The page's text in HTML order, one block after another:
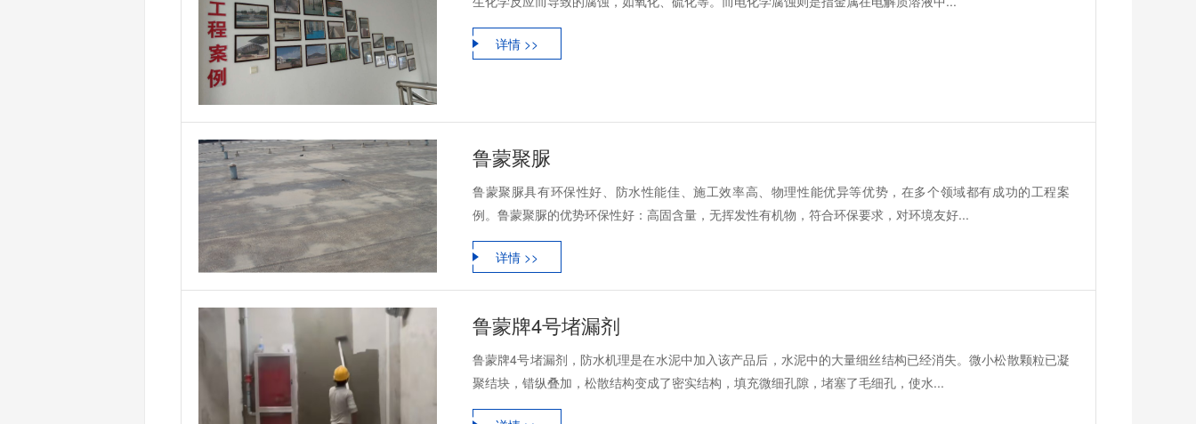
详情 >>
鲁蒙聚脲
鲁蒙聚脲具有环保性好、防水性能佳、施工效率高、物理性能优异等优势，在多个领域都有成功的工程案
例。鲁蒙聚脲的优势环保性好：高固含量，无挥发性有机物，符合环保要求，对环境友好...
详情 >>
鲁蒙牌4号堵漏剂
鲁蒙牌4号堵漏剂，防水机理是在水泥中加入该产品后，水泥中的大量细丝结构已经消失。微小松散颗粒已凝
聚结块，错纵叠加，松散结构变成了密实结构，填充微细孔隙，堵塞了毛细孔，使水...